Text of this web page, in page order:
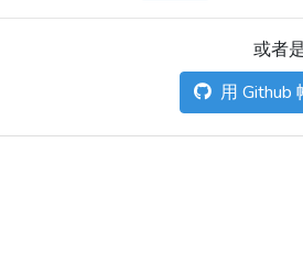
或者
用 Github